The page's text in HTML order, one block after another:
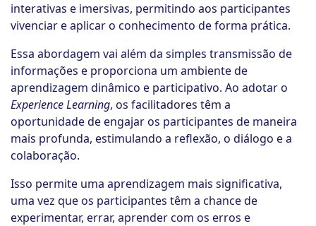
interativas e imersivas, permitindo aos participantes
vivenciar e aplicar o conhecimento de forma prática.
Essa abordagem vai além da simples transmissão de
informações e proporciona um ambiente de
aprendizagem dinâmico e participativo. Ao adotar o
Experience Learning, os facilitadores têm a
oportunidade de engajar os participantes de maneira
mais profunda, estimulando a reflexão, o diálogo e a
colaboração.
Isso permite uma aprendizagem mais significativa,
uma vez que os participantes têm a chance de
experimentar, errar, aprender com os erros e